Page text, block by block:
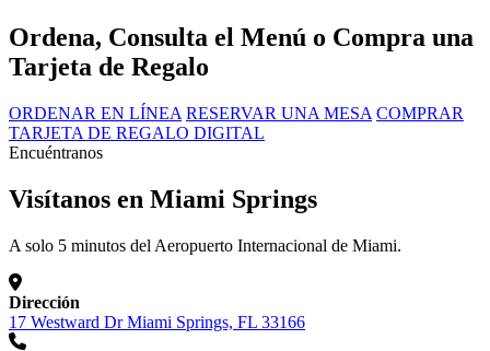
Ordena, Consulta el Menú o Compra una
Tarjeta de Regalo
ORDENAR EN LÍNEA RESERVAR UNA MESA COMPRAR
TARJETA DE REGALO DIGITAL
Encuéntranos
Visítanos en Miami Springs
A solo 5 minutos del Aeropuerto Internacional de Miami.
Dirección
17 Westward Dr Miami Springs, FL 33166